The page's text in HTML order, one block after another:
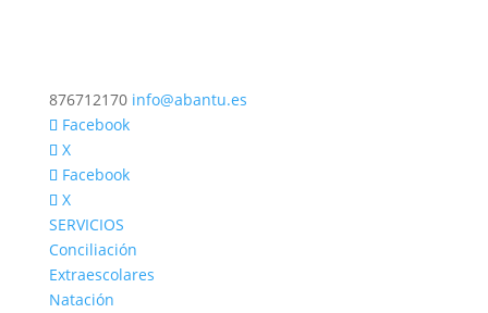
876712170 info@abantu.es
Facebook
X
Facebook
X
SERVICIOS
Conciliación
Extraescolares
Natación